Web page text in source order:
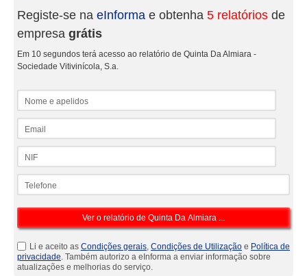
Registe-se na eInforma e obtenha 5 relatórios de
empresa grátis
Em 10 segundos terá acesso ao relatório de Quinta Da Almiara -
Sociedade Vitivinícola, S.a.
Li e aceito as Condições gerais, Condições de Utilização e Política de
privacidade. Também autorizo a eInforma a enviar informação sobre
atualizações e melhorias do serviço.